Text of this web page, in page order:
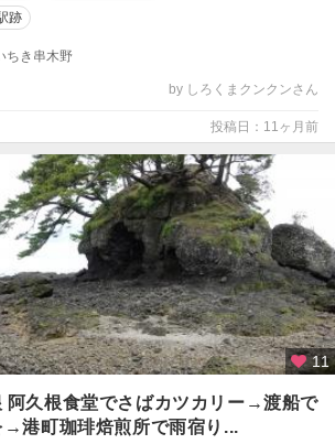
跡
ちき串木野
by しろくまクンクンさん
投稿日：11ヶ月前
11
阿久根食堂でさばカツカリー→渡船で
→港町珈琲焙煎所で雨宿り...